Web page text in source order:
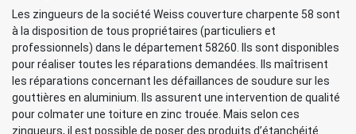
Les zingueurs de la société Weiss couverture charpente 58 sont
à la disposition de tous propriétaires (particuliers et
professionnels) dans le département 58260. Ils sont disponibles
pour réaliser toutes les réparations demandées. Ils maîtrisent
les réparations concernant les défaillances de soudure sur les
gouttières en aluminium. Ils assurent une intervention de qualité
pour colmater une toiture en zinc trouée. Mais selon ces
zingueurs, il est possible de poser des produits d’étanchéité